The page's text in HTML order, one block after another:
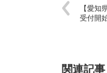
【愛知
受付開
関連記事